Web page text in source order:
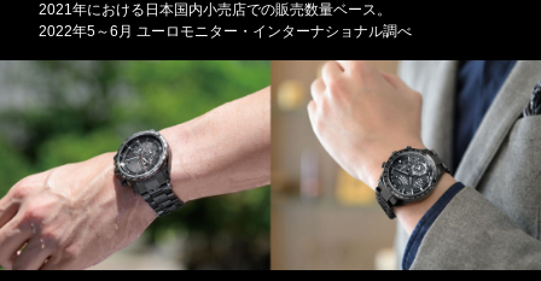
2021年における日本国内小売店での販売数量ベース。
2022年5～6月 ユーロモニター・インターナショナル調べ